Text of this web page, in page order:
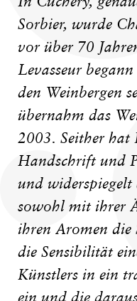
Sorbier, wurde
vor über 70
Levasseur
den Weinbergen
übernahm das
2003. Seither hat
Handschrift und
und widerspiegelt
sowohl mit ihrer
ihren Aromen die
die Sensibilität
Künstlers in ein
ein und die